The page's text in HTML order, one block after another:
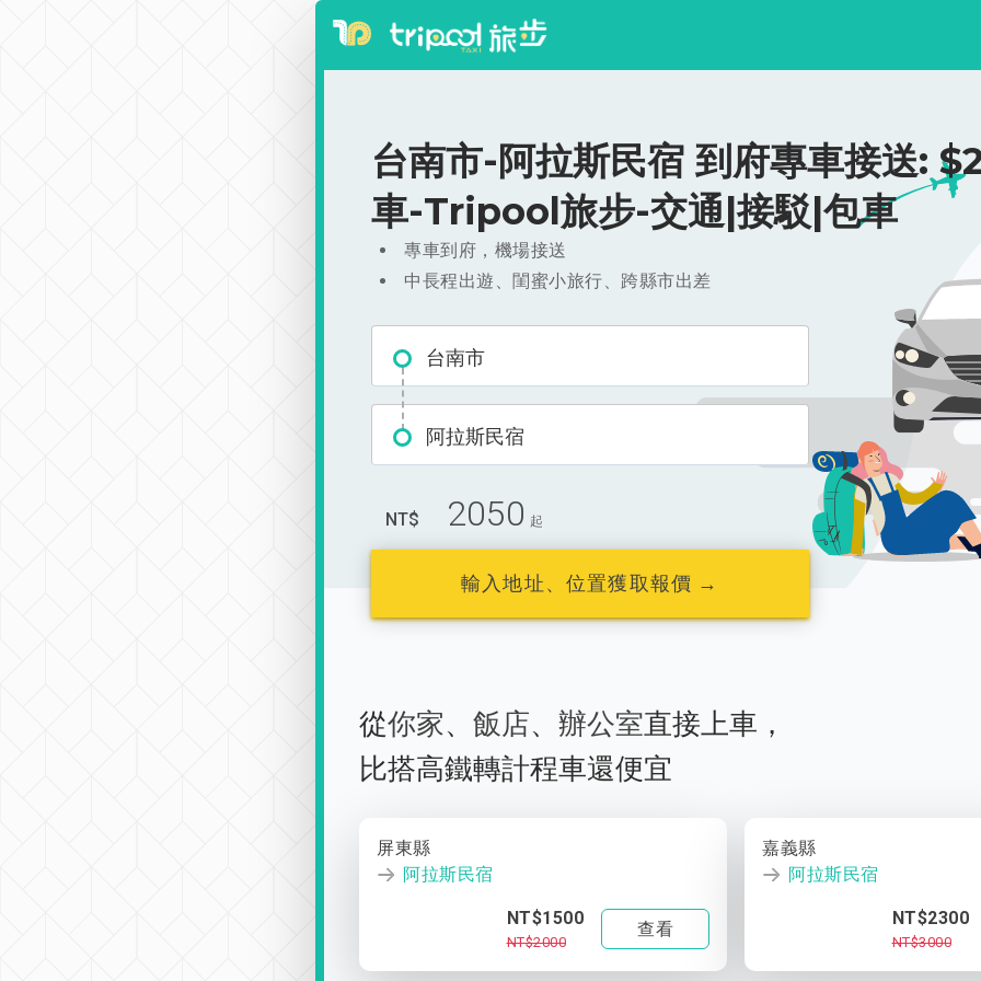
台南市-阿拉斯民宿 到府專車接送:
車-Tripool旅步-交通|接駁|包車
專車到府，機場接送
中長程出遊、閨蜜小旅行、跨縣市出差
台南市
阿拉斯民宿
NT$ 2050 起
輸入地址、位置獲取報價 →
從你家、 飯店、 辦公室直接上車，
比搭高鐵轉計程車還便宜
屏東縣
阿拉斯民宿
NT$1500
NT$2000
查看
嘉義縣
阿拉斯民宿
NT$2300
NT$3000